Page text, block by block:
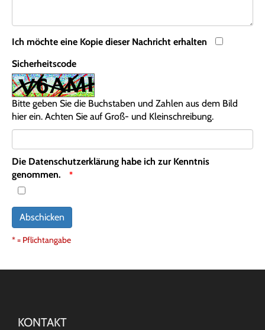
Ich möchte eine Kopie dieser Nachricht erhalten
Sicherheitscode
Bitte geben Sie die Buchstaben und Zahlen aus dem Bild
hier ein. Achten Sie auf Groß- und Kleinschreibung.
Die Datenschutzerklärung habe ich zur Kenntnis
genommen.
Abschicken
* = Pflichtangabe
KONTAKT